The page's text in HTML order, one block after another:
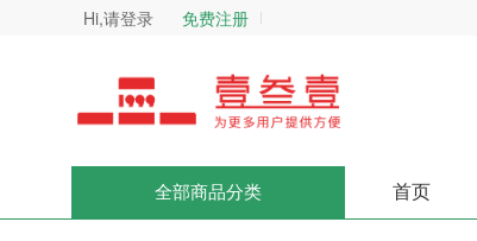
Hi,请登录 免费注册
全部商品分类 首页